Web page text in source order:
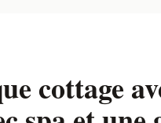
cottage